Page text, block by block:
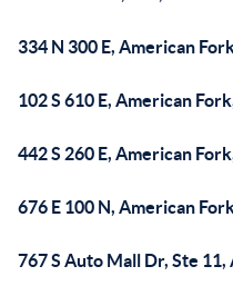
334 N 300 E, American
102 S 610 E, American
442 S 260 E, American
676 E 100 N, American
767 S Auto Mall Dr, Ste